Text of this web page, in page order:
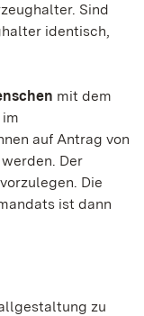
Sind
identisch,
mit dem
auf Antrag von
werden. Der
Die
ist dann
zu